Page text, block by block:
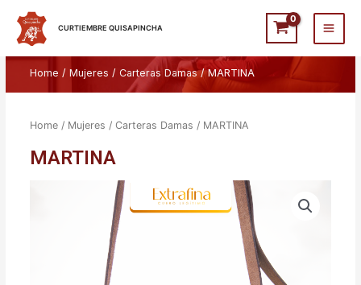
contenido
CURTIEMBRE QUISAPINCHA
Main
Home /Mujeres /Carteras Damas/ MARTINA
Home / Mujeres /Carteras Damas / MARTINA
MARTINA